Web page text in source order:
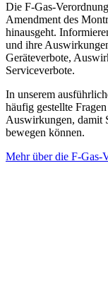
Die F-Gas-
Amendment des
hinausgeht.
und ihre
Geräteverbote,
Serviceverbote.
In unserem
häufig gestellte
Auswirkungen, damit
bewegen können.
Mehr über die F-Gas-